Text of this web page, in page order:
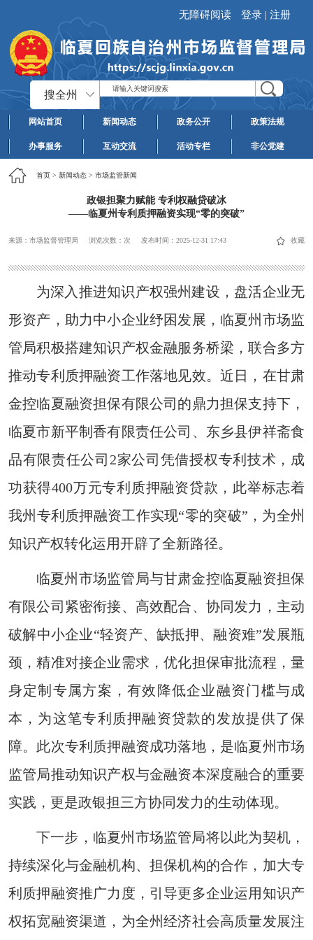
无障碍阅读 登录 | 注册
搜全州
网站首页 新闻动态 政务公开 政策法规
办事服务 互动交流 活动专栏 非公党建
首页> 新闻动态> 市场监管新闻
政银担聚力赋能 专利权融贷破冰
——临夏州专利质押融资实现“零的突破”
来源：市场监督管理局 浏览次数： 次 发布时间： 2025-12-31 17:43 收藏
为深入推进知识产权强州建设，盘活企业无
形资产，助力中小企业纾困发展，临夏州市场监
管局积极搭建知识产权金融服务桥梁，联合多方
推动专利质押融资工作落地见效。近日，在甘肃
金控临夏融资担保有限公司的鼎力担保支持下，
临夏市新平制香有限责任公司、东乡县伊祥斋食
品有限责任公司2家公司凭借授权专利技术，成
功获得400万元专利质押融资贷款，此举标志着
我州专利质押融资工作实现“零的突破”，为全州
知识产权转化运用开辟了全新路径。
临夏州市场监管局与甘肃金控临夏融资担保
有限公司紧密衔接、高效配合、协同发力，主动
破解中小企业“轻资产、缺抵押、融资难”发展瓶
颈，精准对接企业需求，优化担保审批流程，量
身定制专属方案，有效降低企业融资门槛与成
本，为这笔专利质押融资贷款的发放提供了保
障。此次专利质押融资成功落地，是临夏州市场
监管局推动知识产权与金融资本深度融合的重要
实践，更是政银担三方协同发力的生动体现。
下一步，临夏州市场监管局将以此为契机，
持续深化与金融机构、担保机构的合作，加大专
利质押融资推广力度，引导更多企业运用知识产
权拓宽融资渠道，为全州经济社会高质量发展注